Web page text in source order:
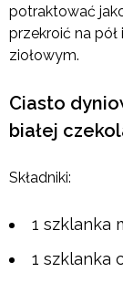
potraktować
przekroić na
ziołowym.
Ciasto
białej
Składniki:
1 szklanka
1 szklanka